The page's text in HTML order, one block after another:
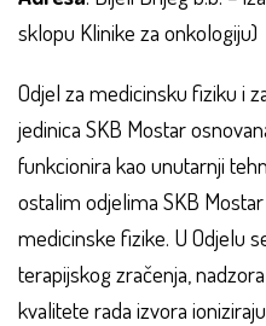
sklopu Klinike za onkologiju)
Odjel za medicinsku fiziku i
jedinica SKB Mostar
funkcionira kao unutarnji
ostalim odjelima SKB
medicinske fizike. U Odjelu
terapijskog zračenja,
kvalitete rada izvora